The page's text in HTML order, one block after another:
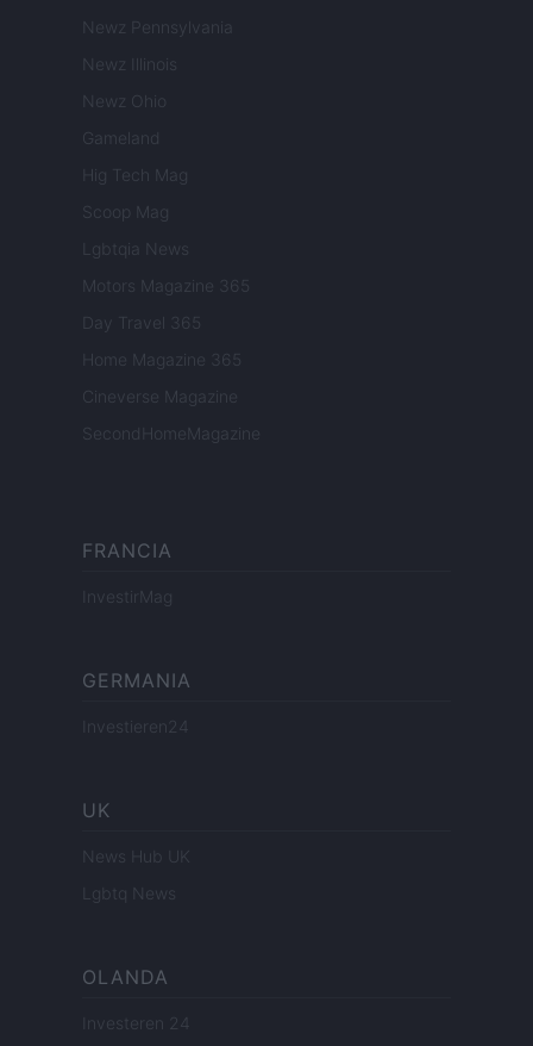
Newz Pennsylvania
Newz Illinois
Newz Ohio
Gameland
Hig Tech Mag
Scoop Mag
Lgbtqia News
Motors Magazine 365
Day Travel 365
Home Magazine 365
Cineverse Magazine
SecondHomeMagazine
FRANCIA
InvestirMag
GERMANIA
Investieren24
UK
News Hub UK
Lgbtq News
OLANDA
Investeren 24